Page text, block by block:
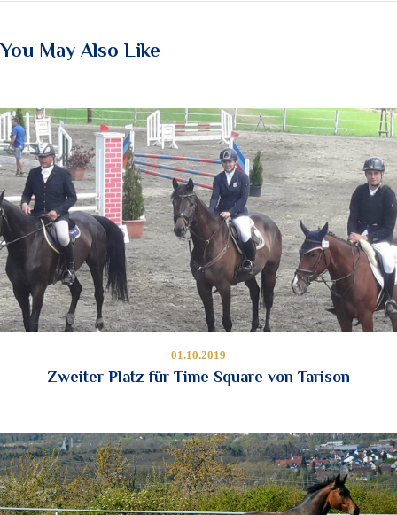
You May Also Like
01.10.2019
Zweiter Platz für Time Square von Tarison